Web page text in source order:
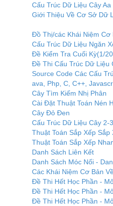
Cấu Trúc Dữ Liệu Cây
Giới Thiệu Về Cơ Sở Dữ
Đồ Thị/các Khái Niệm
Cấu Trúc Dữ Liệu Ngăn
Đề Kiểm Tra Cuối Kỳ(1/
Đề Thi Cấu Trúc Dữ Liệu
Source Code Các Cấu
ava, Php, C, C++,
Cây Tìm Kiếm Nhị Phân
Cài Đặt Thuật Toán Nén
Cây Đỏ Đen
Cấu Trúc Dữ Liệu Cây 2-
Thuật Toán Sắp Xếp
Thuật Toán Sắp Xếp
Danh Sách Liên Kết
Danh Sách Móc Nối -
Các Khái Niệm Cơ Bản
Đề Thi Hết Học Phần -
Đề Thi Hết Học Phần -
Đề Thi Hết Học Phần -